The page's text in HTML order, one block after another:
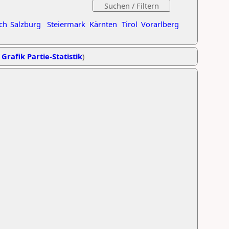
Salzburg Steiermark Kärnten Tirol Vorarlberg
Grafik Partie-Statistik)